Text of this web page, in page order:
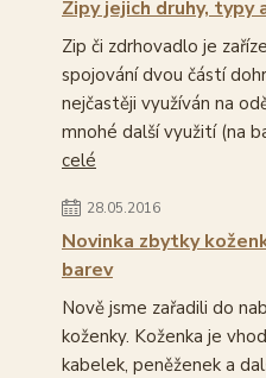
Zipy jejich druhy, typy
Zip či zdrhovadlo je
spojování dvou částí
nejčastěji využíván na
mnohé další využití (na
celé
28.05.2016
Novinka zbytky
barev
Nově jsme zařadili do
koženky. Koženka je
kabelek, peněženek a